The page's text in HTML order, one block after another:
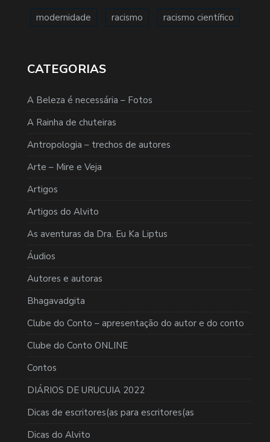
modernidade racismo racismo científico
CATEGORIAS
A Beleza é necessária – Fotos
A Rainha de chuteiras
Antropologia – trechos de autores
Arte – Mire e Veja
Artigos
Artigos do Alvito
As aventuras da Dra. Eu Ka Liptus
Áudios
Autores e autoras
Bhagavadgita
Clube do Conto – apresentação do autor e do conto
Clube do Conto ONLINE
Contos
DIÁRIOS DE URUCUIA 2022
Dicas de escritores(as para escritores(as
Dicas do Alvito